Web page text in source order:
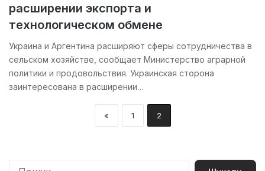
расширении экспорта и
технологическом обмене
Украина и Аргентина расширяют сферы сотрудничества в
сельском хозяйстве, сообщает Министерство аграрной
политики и продовольствия. Украинская сторона
заинтересована в расширении…
« 1 2
П